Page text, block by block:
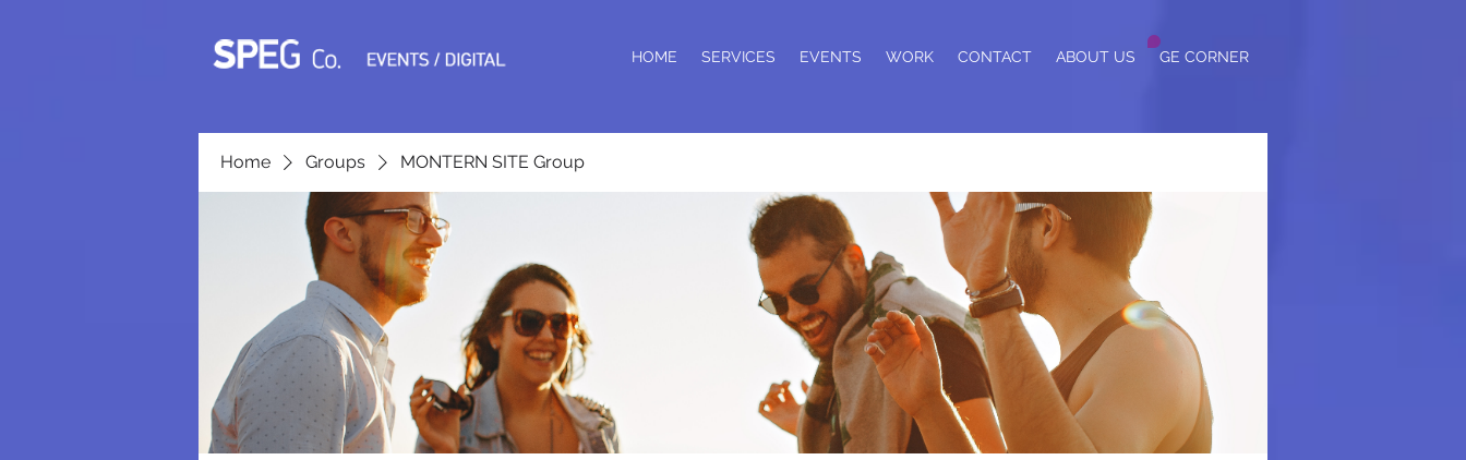
HOME SERVICES EVENTS WORK CONTACT ABOUT US GE CORNER
Home Groups MONTERN SITE Group